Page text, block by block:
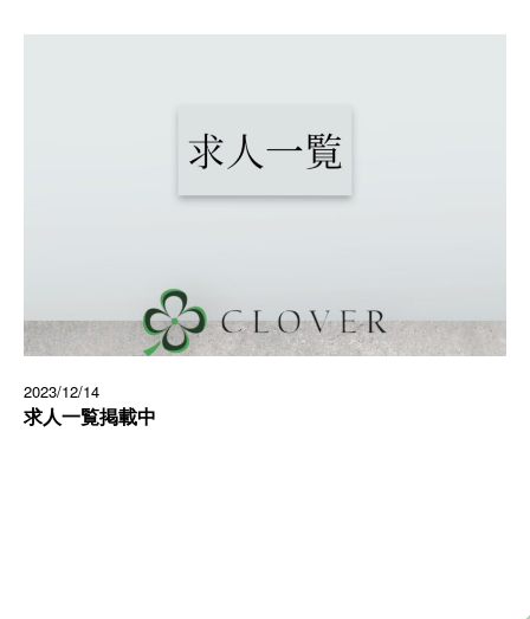
2023/12/14
求人一覧掲載中